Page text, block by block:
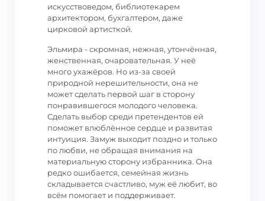
искусствоведом, библиотекарем
архитектором, бухгалтером, даже
цирковой артисткой.
Эльмира - скромная, нежная, утончённая,
женственная, очаровательная. У неё
много ухажёров. Но из-за своей
природной нерешительности, она не
может сделать первой шаг в сторону
понравившегося молодого человека.
Сделать выбор среди претендентов ей
поможет влюблённое сердце и развитая
интуиция. Замуж выходит поздно и только
по любви, не обращая внимания на
материальную сторону избранника. Она
редко ошибается, семейная жизнь
складывается счастливо, муж её любит, во
всём помогает и поддерживает.